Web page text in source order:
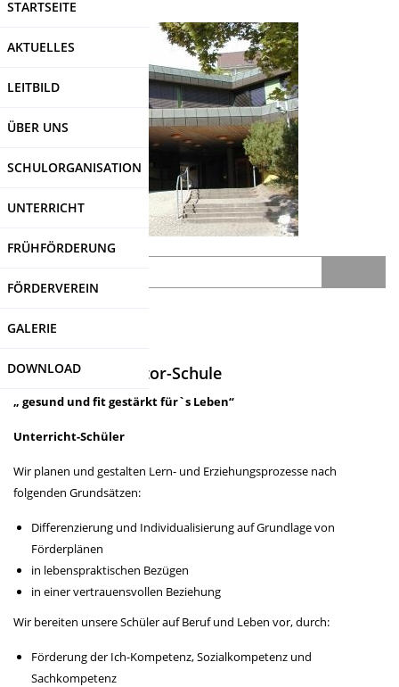
Direkt
Inhalt
STARTSEITE
AKTUELLES
LEITBILD
ÜBER UNS
SCHULORGANISATION
UNTERRICHT
FRÜHFÖRDERUNG
FÖRDERVEREIN
GALERIE
DOWNLOAD
Leitbild der Waldtor-Schule
„ gesund und fit gestärkt für`s Leben“
Unterricht-Schüler
Wir planen und gestalten Lern- und Erziehungsprozesse nach
folgenden Grundsätzen:
Differenzierung und Individualisierung auf Grundlage von
Förderplänen
in lebenspraktischen Bezügen
in einer vertrauensvollen Beziehung
Wir bereiten unsere Schüler auf Beruf und Leben vor, durch:
Förderung der Ich-Kompetenz, Sozialkompetenz und
Sachkompetenz